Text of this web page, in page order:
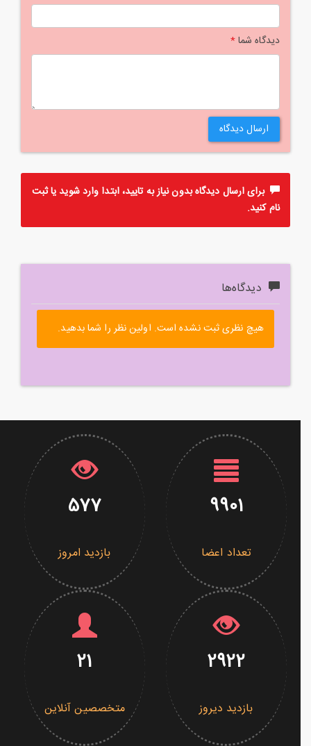
دیدگاه شما*
ارسال دیدگاه
برای ارسال دیدگاه بدون نیاز به تایید، ابتداواردشوید یاثبت
نامکنید.
دیدگاه‌ها
هیچ نظری ثبت نشده است. اولین نظر را شما بدهید.
9901
تعداد اعضا
577
بازدید امروز
2922
بازدید دیروز
21
متخصصین آنلاین